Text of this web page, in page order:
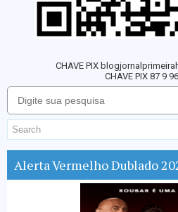
CHAVE PIX
CHAVE PIX 87 9
Alerta Vermelho Dublado